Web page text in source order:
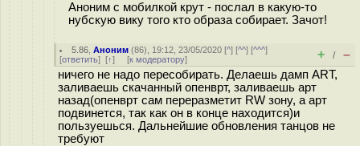
Аноним с мобилкой крут - послал в какую-то
нубскую вику того кто образа собирает. Зачот!
5.86 ,Аноним (86), 19:12, 23/05/2020 [^] [^^] [^^^]
[ответить] [↑] [к модератору] + / –
ничего не надо пересобирать. Делаешь дамп ART,
заливаешь скачанный опенврт, заливаешь арт
назад(опенврт сам переразметит RW зону, а арт
подвинется, так как он в конце находится)и
пользуешься. Дальнейшие обновления танцов не
требуют